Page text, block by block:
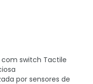
com switch Tactile
por sensores de